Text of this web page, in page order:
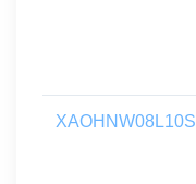
XAOHNW08L10S